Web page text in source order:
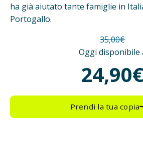
ha già aiutato tante famiglie in
Portogallo.
35,00€
Oggi disponibile
24,90€
Prendi la tua copia